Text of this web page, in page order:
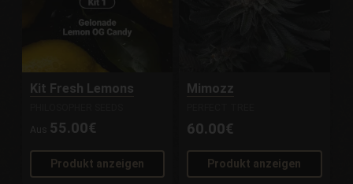
Kit Fresh Lemons
Aus 55.00€
Produkt anzeigen
Mimozz
60.00€
Produkt anzeigen